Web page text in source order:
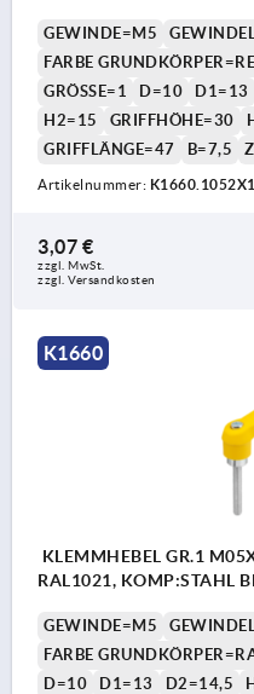
GEWINDE=M5
FARBE
GRÖSSE=1
D=10 D1=13
H2=15
GRIFFHÖHE=30
GRIFFLÄNGE=47
B=7,5
Artikelnummer:
3,07 €
zzgl. MwSt.
zzgl. Versandkosten
K1660
KLEMMHEBEL GR.1
RAL1021, KOMP:STAHL
GEWINDE=M5
FARBE
D=10
D1=13 D2=14,5